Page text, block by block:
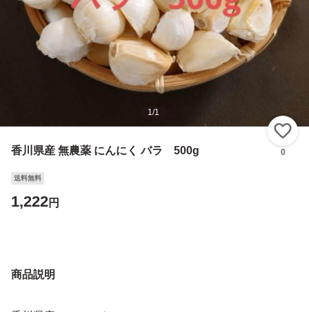
1/1
香川県産 無農薬 にんにく バラ 500g 0
送料無料
1,222円
商品説明